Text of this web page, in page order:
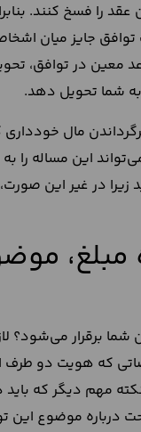
را فسخ کنند.
توافق جایز میان
معین در توافق،
به شما تحویل دهد.
مال خودداری
این مساله را به
در غیر این
مبلغ،
شما برقرار می‌شود؟
که هویت دو
مهم دیگر که
درباره موضوع این